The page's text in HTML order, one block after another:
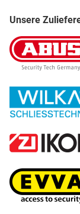
Unsere